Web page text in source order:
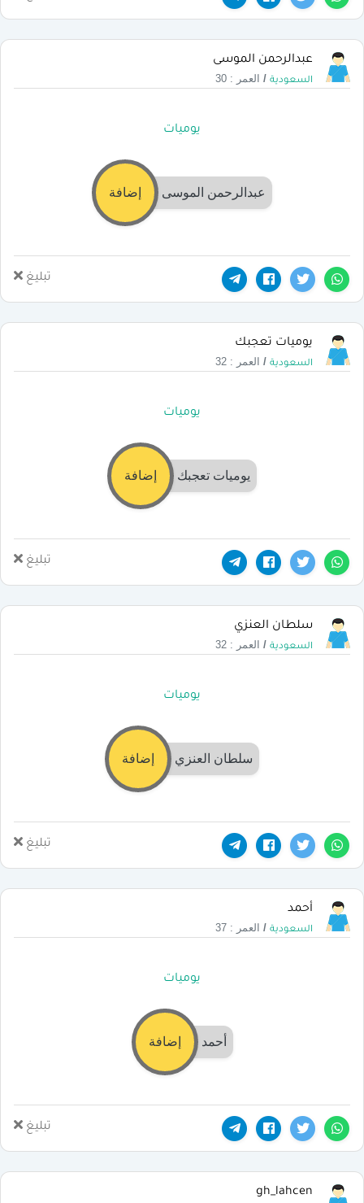
عبدالرحمن الموسى
السعودية / العمر : 30
يوميات
عبدالرحمن الموسى إضافة
تبليغ
يوميات تعجبك
السعودية / العمر : 32
يوميات
يوميات تعجبك إضافة
تبليغ
سلطان العنزي
السعودية / العمر : 32
يوميات
سلطان العنزي إضافة
تبليغ
أحمد
السعودية / العمر : 37
يوميات
أحمد إضافة
تبليغ
gh_lahcen